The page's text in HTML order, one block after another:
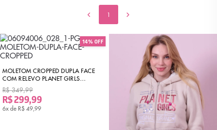
1
14% OFF
MOLETOM CROPPED DUPLA FACE
COM RELEVO PLANET GIRLS
VERMELHO ESCURO
R$ 349,99
R$ 299,99
6x de R$ 49,99